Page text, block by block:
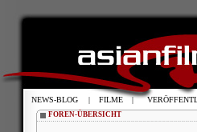
FOREN-ÜBERSICHT
NEWS-BLOG | FILME |